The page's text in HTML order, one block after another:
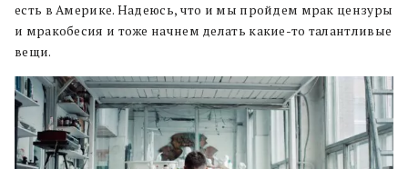
есть в Америке. Надеюсь, что и мы пройдем мрак цензуры
и мракобесия и тоже начнем делать какие-то талантливые
вещи.